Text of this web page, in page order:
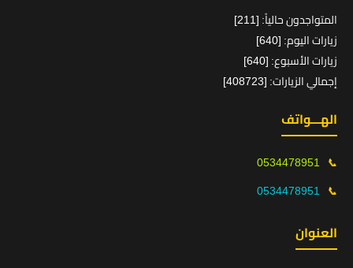
المتواجدون حالياً: [211]
زيارات اليوم: [640]
زيارات الأسبوع: [640]
إجمالي الزيارات: [408723]
الهـــواتف
📞
0534478951
📞
0534478951
العنوان